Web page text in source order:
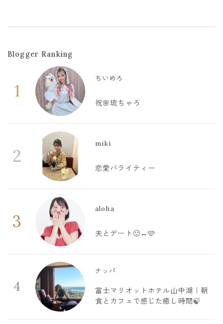
Blogger Ranking
1
ちいめろ
祝🌸琉ちゃろ
2
miki
恋愛バライティー
3
aloha
夫とデート🙂‍↔️🩷
4
ナッパ
富士マリオットホテル山中湖｜朝
食とカフェで感じた癒し時間🍃